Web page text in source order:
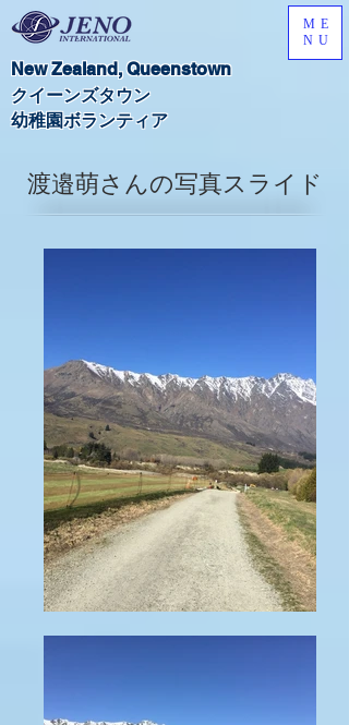
New Zealand,​ Queenstown
​クイーンズタウン
​幼稚園ボランティア
ME
NU
渡邉萌さんの写真スライド